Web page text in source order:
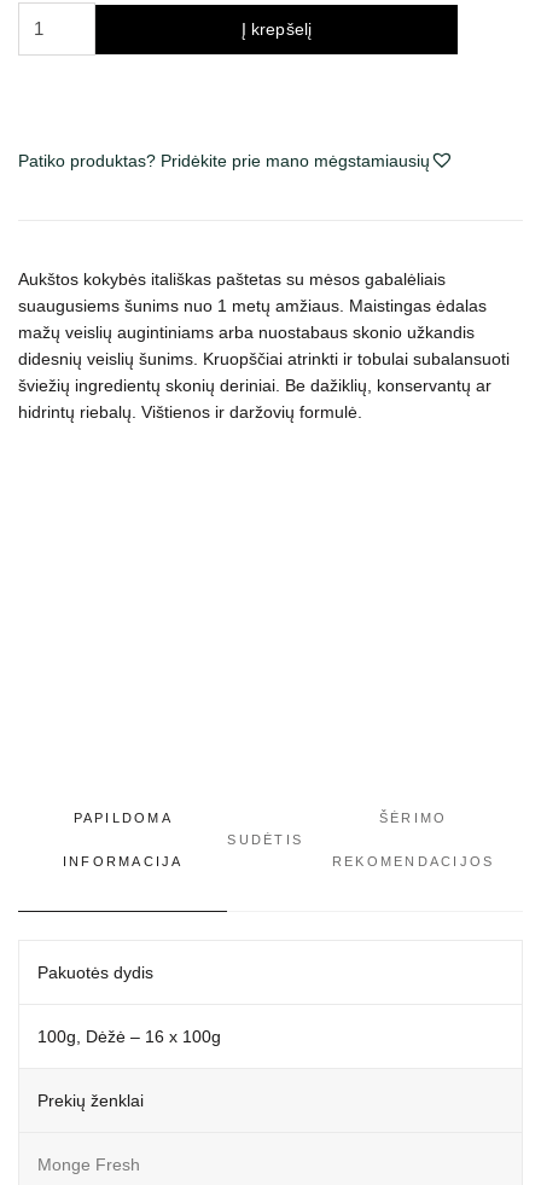
Chunkies
paštetas
šunims
Į krepšelį
Patiko produktas? Pridėkite prie mano mėgstamiausių
Aukštos kokybės itališkas paštetas su mėsos gabalėliais
suaugusiems šunims nuo 1 metų amžiaus . Maistingas ėdalas
mažų veislių augintiniams arba nuostabaus skonio užkandis
didesnių veislių šunims. Kruopščiai atrinkti ir tobulai subalansuoti
šviežių ingredientų skonių deriniai. Be dažiklių, konservantų ar
hidrintų riebalų. Vištienos ir daržovių formulė.
PAPILDOMA
INFORMACIJA
SUDĖTIS
ŠĖRIMO
REKOMENDACIJOS
Pakuotės dydis
100g, Dėžė – 16 x 100g
Prekių ženklai
Monge Fresh